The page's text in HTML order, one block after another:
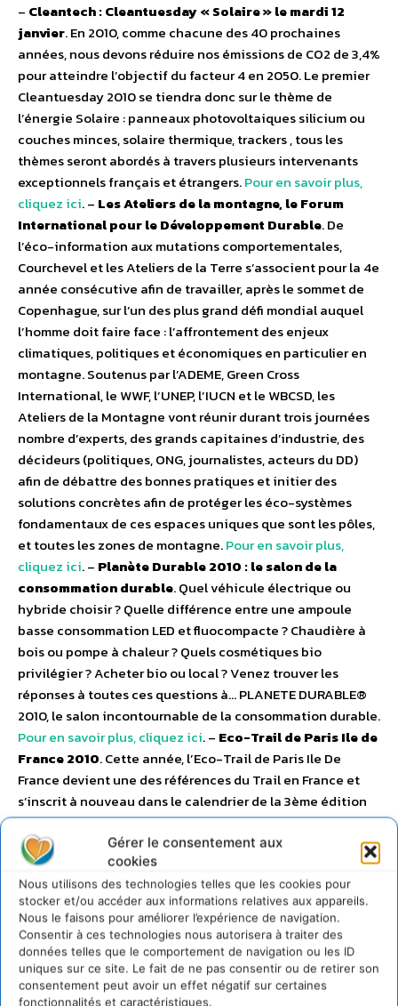
Gérer le consentement aux
cookies
Nous utilisons des technologies telles que les cookies pour
stocker et/ou accéder aux informations relatives aux appareils.
Nous le faisons pour améliorer l’expérience de navigation.
Consentir à ces technologies nous autorisera à traiter des
données telles que le comportement de navigation ou les ID
uniques sur ce site. Le fait de ne pas consentir ou de retirer son
consentement peut avoir un effet négatif sur certaines
fonctionnalités et caractéristiques.
– Cleantech : Cleantuesday « Solaire » le mardi 12
janvier. En 2010, comme chacune des 40 prochaines
années, nous devons réduire nos émissions de CO2 de 3,4%
pour atteindre l’objectif du facteur 4 en 2050. Le premier
Cleantuesday 2010 se tiendra donc sur le thème de
l’énergie Solaire : panneaux photovoltaiques silicium ou
couches minces, solaire thermique, trackers , tous les
thèmes seront abordés à travers plusieurs intervenants
exceptionnels français et étrangers.Pour en savoir plus,
cliquez ici. – Les Ateliers de la montagne, le Forum
International pour le Développement Durable. De
l’éco-information aux mutations comportementales,
Courchevel et les Ateliers de la Terre s’associent pour la 4e
année consécutive afin de travailler, après le sommet de
Copenhague, sur l’un des plus grand défi mondial auquel
l’homme doit faire face : l’affrontement des enjeux
climatiques, politiques et économiques en particulier en
montagne. Soutenus par l’ADEME, Green Cross
International, le WWF, l’UNEP, l’IUCN et le WBCSD, les
Ateliers de la Montagne vont réunir durant trois journées
nombre d’experts, des grands capitaines d’industrie, des
décideurs (politiques, ONG, journalistes, acteurs du DD)
afin de débattre des bonnes pratiques et initier des
solutions concrètes afin de protéger les éco-systèmes
fondamentaux de ces espaces uniques que sont les pôles,
et toutes les zones de montagne.Pour en savoir plus,
cliquez ici. – Planète Durable 2010 : le salon de la
consommation durable. Quel véhicule électrique ou
hybride choisir ? Quelle différence entre une ampoule
basse consommation LED et fluocompacte ? Chaudière à
bois ou pompe à chaleur ? Quels cosmétiques bio
privilégier ? Acheter bio ou local ? Venez trouver les
réponses à toutes ces questions à… PLANETE DURABLE®
2010, le salon incontournable de la consommation durable.
Pour en savoir plus, cliquez ici. – Eco-Trail de Paris Ile de
France 2010. Cette année, l’Eco-Trail de Paris Ile De
France devient une des références du Trail en France et
s’inscrit à nouveau dans le calendrier de la 3ème édition
du Trail Tour National. Afin de fédérer les amoureux du
trail, de créer un circuit officiel du Trail en France, et
d’ouvrir la discipline au grand public, la Fédération
Française d’Athlétisme (FFA) a donc décidé de mettre en
place cet évènement qui regroupe 20 étapes, parmi
lesquelles figurent le Raid Golfe du Morbihan (56) ou
encore le Trail de la Côte d’Opale (62).Pour en savoir plus,
cliquez ici. –L’agenda 2010 du développement durable,
du bio et de l’habitat écologique. Retrouvez tous les